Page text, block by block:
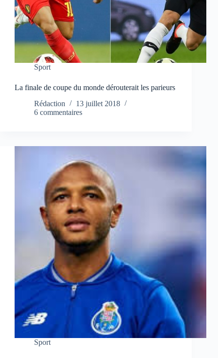
Sport
La finale de coupe du monde dérouterait les parieurs
Rédaction
13 juillet 2018
6 commentaires
Sport